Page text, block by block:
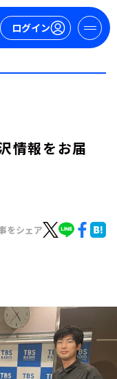
ログイン
情報をお届
をシェア